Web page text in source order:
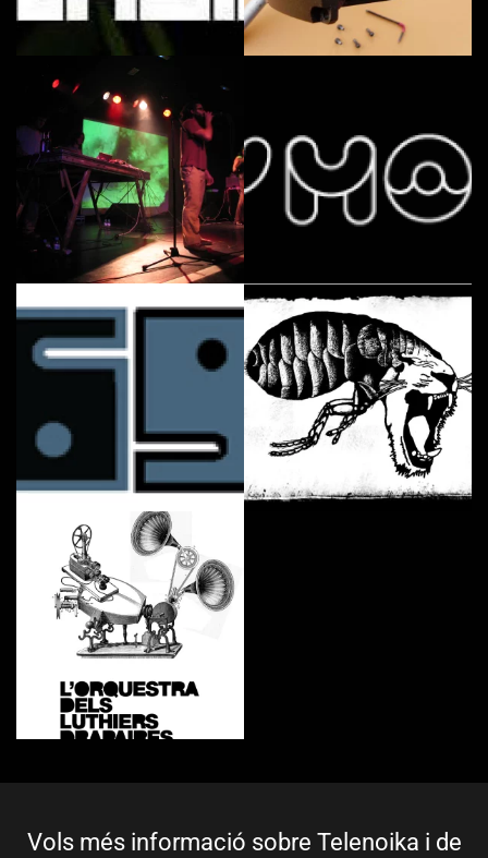
Vols més informació sobre Telenoika i de